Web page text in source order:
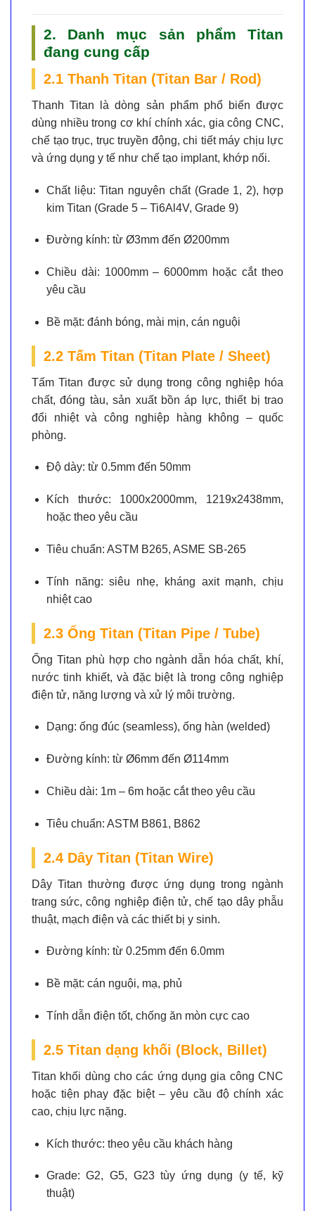
2. Danh mục sản phẩm Titan
đang cung cấp
2.1 Thanh Titan (Titan Bar / Rod)
Thanh Titan là dòng sản phẩm phổ biến được
dùng nhiều trong cơ khí chính xác, gia công CNC,
chế tạo trục, trục truyền động, chi tiết máy chịu lực
và ứng dụng y tế như chế tạo implant, khớp nối.
Chất liệu: Titan nguyên chất (Grade 1, 2), hợp
kim Titan (Grade 5 – Ti6Al4V, Grade 9)
Đường kính: từ Ø3mm đến Ø200mm
Chiều dài: 1000mm – 6000mm hoặc cắt theo
yêu cầu
Bề mặt: đánh bóng, mài mịn, cán nguội
2.2 Tấm Titan (Titan Plate / Sheet)
Tấm Titan được sử dụng trong công nghiệp hóa
chất, đóng tàu, sản xuất bồn áp lực, thiết bị trao
đổi nhiệt và công nghiệp hàng không – quốc
phòng.
Độ dày: từ 0.5mm đến 50mm
Kích thước: 1000x2000mm, 1219x2438mm,
hoặc theo yêu cầu
Tiêu chuẩn: ASTM B265, ASME SB-265
Tính năng: siêu nhẹ, kháng axit mạnh, chịu
nhiệt cao
2.3 Ống Titan (Titan Pipe / Tube)
Ống Titan phù hợp cho ngành dẫn hóa chất, khí,
nước tinh khiết, và đặc biệt là trong công nghiệp
điện tử, năng lượng và xử lý môi trường.
Dạng: ống đúc (seamless), ống hàn (welded)
Đường kính: từ Ø6mm đến Ø114mm
Chiều dài: 1m – 6m hoặc cắt theo yêu cầu
Tiêu chuẩn: ASTM B861, B862
2.4 Dây Titan (Titan Wire)
Dây Titan thường được ứng dụng trong ngành
trang sức, công nghiệp điện tử, chế tạo dây phẫu
thuật, mạch điện và các thiết bị y sinh.
Đường kính: từ 0.25mm đến 6.0mm
Bề mặt: cán nguội, mạ, phủ
Tính dẫn điện tốt, chống ăn mòn cực cao
2.5 Titan dạng khối (Block, Billet)
Titan khối dùng cho các ứng dụng gia công CNC
hoặc tiện phay đặc biệt – yêu cầu độ chính xác
cao, chịu lực nặng.
Kích thước: theo yêu cầu khách hàng
Grade: G2, G5, G23 tùy ứng dụng (y tế, kỹ
thuật)